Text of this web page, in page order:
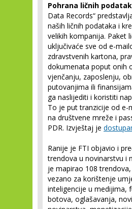
Pohrana ličnih
Data Records“
naših ličnih podataka i
velikih kompanija. Paket
uključivaće sve od e-
zdravstvenih kartona,
dokumenata poput onih
vjenčanju, zaposlenju,
putovanjima ili
ga naslijediti i koristiti
To je put tranzicije od e-
na društvene mreže i
PDR. Izvještaj je
Ranije je FTI objavio i
trendova u novinarstvu i
je mapirao 108
vezano za korištenje
inteligencije u medijima,
botova, oglašavanja,